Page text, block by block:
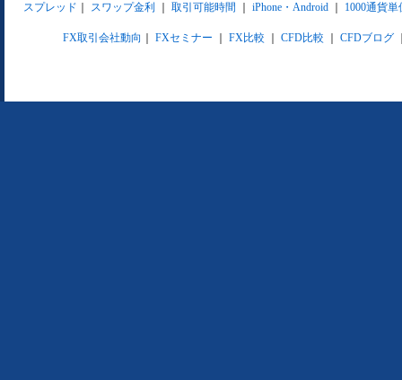
スプレッド
スワップ金利 取引可能時間 iPhone・Android 1000通貨単
FX取引会社動向 FXセミナー FX比較 CFD比較 CFDブログ